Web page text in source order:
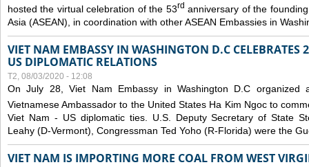
hosted the virtual celebration of the 53rd anniversary of the
Asia (ASEAN), in coordination with other ASEAN Embassies in
VIET NAM EMBASSY IN WASHINGTON D.C CELEBRATES
US DIPLOMATIC RELATIONS
T2, 08/03/2020 - 12:08
On July 28, Viet Nam Embassy in Washington D.C organized
Vietnamese Ambassador to the United States Ha Kim Ngoc to
Viet Nam - US diplomatic ties. U.S. Deputy Secretary of State
Leahy (D-Vermont), Congressman Ted Yoho (R-Florida) were the
VIET NAM IS IMPORTING MORE COAL FROM WEST